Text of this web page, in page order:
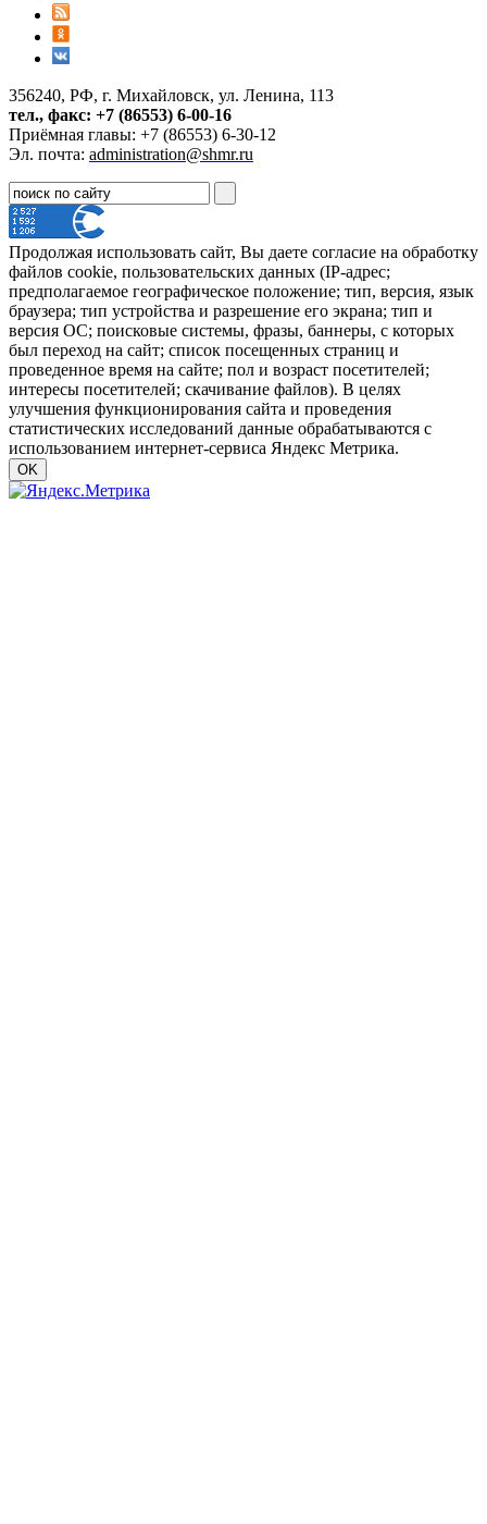
356240, РФ, г. Михайловск, ул. Ленина, 113
тел., факс: +7 (86553) 6-00-16
Приёмная главы: +7 (86553) 6-30-12
Эл. почта: administration@shmr.ru
Продолжая использовать сайт, Вы даете согласие на обработку
файлов cookie, пользовательских данных (IP-адрес;
предполагаемое географическое положение; тип, версия, язык
браузера; тип устройства и разрешение его экрана; тип и
версия ОС; поисковые системы, фразы, баннеры, с которых
был переход на сайт; список посещенных страниц и
проведенное время на сайте; пол и возраст посетителей;
интересы посетителей; скачивание файлов). В целях
улучшения функционирования сайта и проведения
статистических исследований данные обрабатываются с
использованием интернет-сервиса Яндекс Метрика.
OK